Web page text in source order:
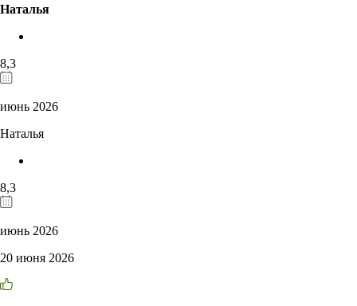
Наталья
8,3
июнь 2026
Наталья
8,3
июнь 2026
20 июня 2026